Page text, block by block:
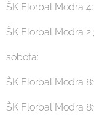
ŠK Florbal Modra
ŠK Florbal Modra
sobota:
ŠK Florbal Modra
ŠK Florbal Modra